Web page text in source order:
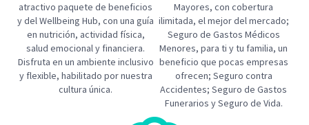
atractivo paquete de beneficios
y del Wellbeing Hub, con una guía
en nutrición, actividad física,
salud emocional y financiera.
Disfruta en un ambiente inclusivo
y flexible, habilitado por nuestra
cultura única.
Mayores, con cobertura
ilimitada, el mejor del mercado;
Seguro de Gastos Médicos
Menores, para ti y tu familia, un
beneficio que pocas empresas
ofrecen; Seguro contra
Accidentes; Seguro de Gastos
Funerarios y Seguro de Vida.